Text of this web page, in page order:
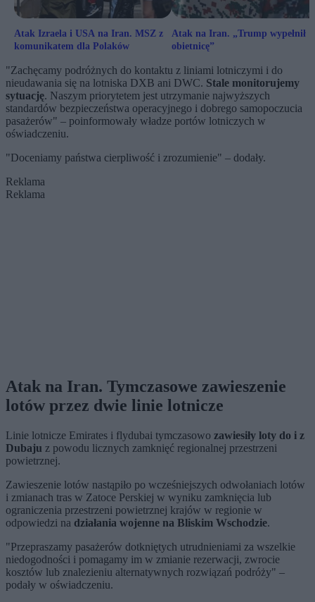
Atak Izraela i USA na Iran. MSZ z
komunikatem dla Polaków
Atak na Iran. „Trump wypełnił
obietnicę”
"Zachęcamy podróżnych do kontaktu z liniami lotniczymi i do
nieudawania się na lotniska DXB ani DWC. Stale monitorujemy
sytuację. Naszym priorytetem jest utrzymanie najwyższych
standardów bezpieczeństwa operacyjnego i dobrego samopoczucia
pasażerów" – poinformowały władze portów lotniczych w
oświadczeniu.
"Doceniamy państwa cierpliwość i zrozumienie" – dodały.
Reklama
Reklama
Atak na Iran. Tymczasowe zawieszenie
lotów przez dwie linie lotnicze
Linie lotnicze Emirates i flydubai tymczasowo zawiesiły loty do i z
Dubaju z powodu licznych zamknięć regionalnej przestrzeni
powietrznej.
Zawieszenie lotów nastąpiło po wcześniejszych odwołaniach lotów
i zmianach tras w Zatoce Perskiej w wyniku zamknięcia lub
ograniczenia przestrzeni powietrznej krajów w regionie w
odpowiedzi na działania wojenne na Bliskim Wschodzie.
"Przepraszamy pasażerów dotkniętych utrudnieniami za wszelkie
niedogodności i pomagamy im w zmianie rezerwacji, zwrocie
kosztów lub znalezieniu alternatywnych rozwiązań podróży" –
podały w oświadczeniu.